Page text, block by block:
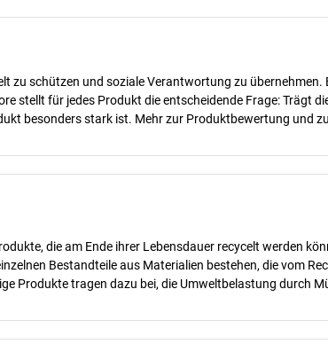
zu schützen und soziale Verantwortung zu
stellt für jedes Produkt die entscheidende Frage: Trägt
besonders stark ist. Mehr zur Produktbewertung und
die am Ende ihrer Lebensdauer recycelt werden
Bestandteile aus Materialien bestehen, die vom
Produkte tragen dazu bei, die Umweltbelastung durch